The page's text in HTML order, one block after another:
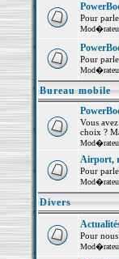
Pour
Pour
Bureau mobile
Vous
choix ?
Airport,
Pour
Divers
Pour